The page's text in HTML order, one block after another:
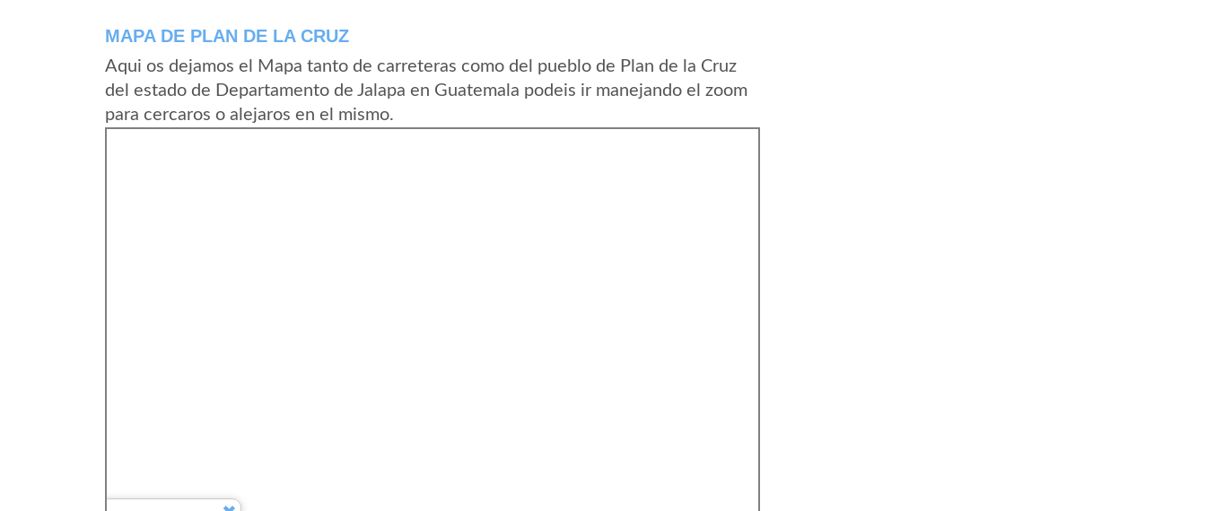
MAPA DE PLAN DE LA CRUZ
Aqui os dejamos el Mapa tanto de carreteras como del pueblo de Plan de la Cruz
del estado de Departamento de Jalapa en Guatemala podeis ir manejando el zoom
para cercaros o alejaros en el mismo.